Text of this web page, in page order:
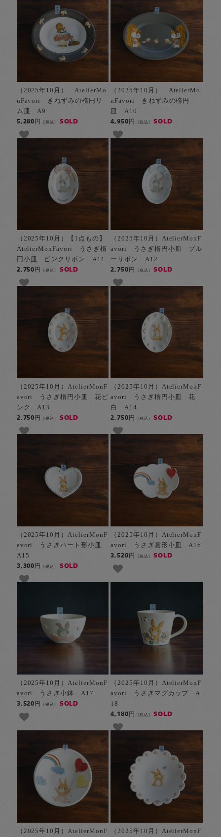
（2025年10月） AtelierMo
nFavori きねずみの楕円リ
ム皿 A9
5,280円[税込] SOLD
（2025年10月） AtelierMo
nFavori きねずみの楕円
皿 A10
4,950円 [税込] SOLD
（2025年10月）【1点もの】
AtelierMonFavori うさぎ楕
円小皿 ピンクリボン A11
2,750円[税込] SOLD
（2025年10月）AtelierMonF
avori うさぎ楕円小皿 ブル
ーリボン A12
2,750円 [税込] SOLD
（2025年10月）AtelierMonF
avori うさぎ楕円小皿 花ピ
ンク A13
2,750円[税込] SOLD
（2025年10月）AtelierMonF
avori うさぎ楕円小皿 花
白 A14
2,750円 [税込] SOLD
（2025年10月）AtelierMonF
avori うさぎハート形小皿
A15
3,300円[税込] SOLD
（2025年10月）AtelierMonF
avori うさぎ雲形小皿 A16
3,520円 [税込] SOLD
（2025年10月）AtelierMonF
avori うさぎ小鉢 A17
3,520円[税込] SOLD
（2025年10月）AtelierMonF
avori うさぎマグカップ A
18
4,180円 [税込] SOLD
（2025年10月）AtelierMonF （2025年10月）AtelierMonF